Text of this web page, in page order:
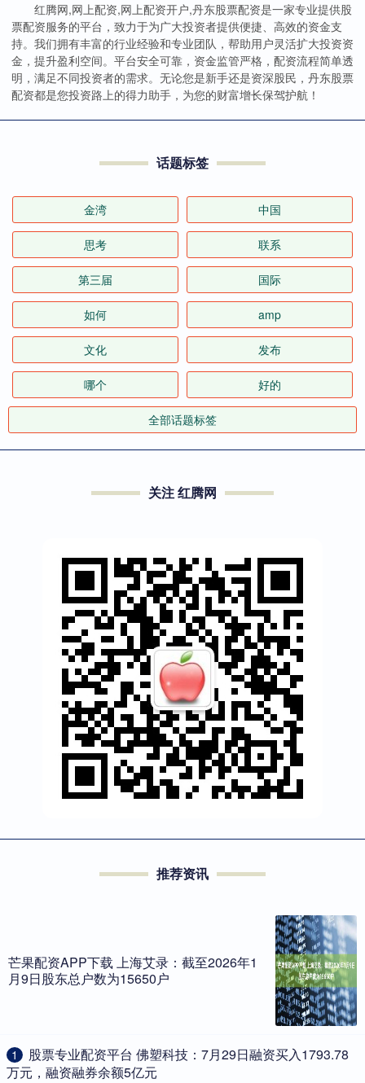
红腾网,网上配资,网上配资开户,丹东股票配资是一家专业提供股
票配资服务的平台，致力于为广大投资者提供便捷、高效的资金支
持。我们拥有丰富的行业经验和专业团队，帮助用户灵活扩大投资资
金，提升盈利空间。平台安全可靠，资金监管严格，配资流程简单透
明，满足不同投资者的需求。无论您是新手还是资深股民，丹东股票
配资都是您投资路上的得力助手，为您的财富增长保驾护航！
话题标签
金湾 中国
思考 联系
第三届 国际
如何 amp
文化 发布
哪个 好的
全部话题标签
关注 红腾网
推荐资讯
芒果配资APP下载 上海艾录：截至2026年1
月9日股东总户数为15650户
1
​股票专业配资平台 佛塑科技：7月29日融资买入1793.78
万元，融资融券余额5亿元